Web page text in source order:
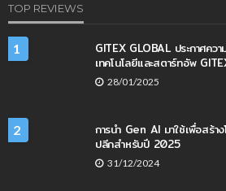
TOP REVIEWS
1
GITEX GLOBAL ประกาศค
เทคโนโลยีและสตาร์ทอัพ
28/01/2025
2
การนำ Gen AI มาใช้เพื่อสร้า
ปลีกสำหรับปี 2025
31/12/2024